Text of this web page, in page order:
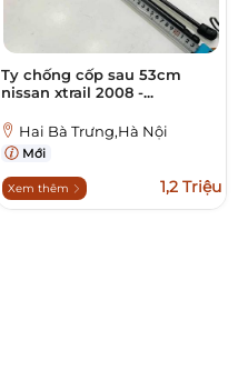
Ty chống cốp sau 53cm
nissan xtrail 2008 -...
Hai Bà Trưng,Hà Nội
Mới
Xem thêm 1,2 Triệu